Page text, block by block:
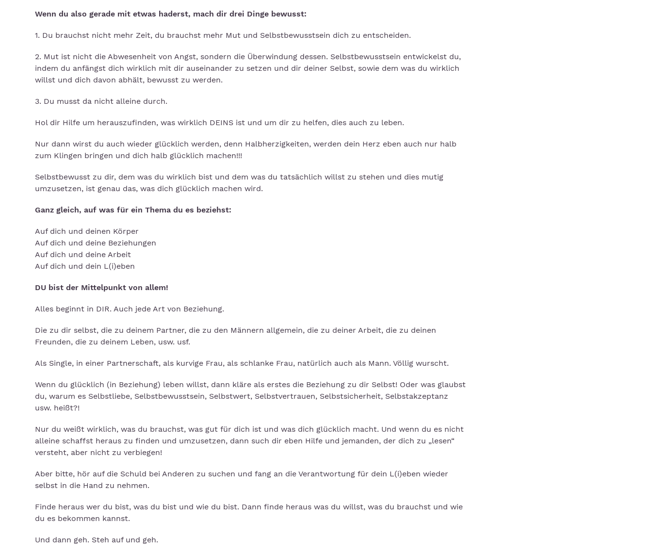
Wenn du also gerade mit etwas haderst, mach dir drei Dinge bewusst:
1. Du brauchst nicht mehr Zeit, du brauchst mehr Mut und Selbstbewusstsein dich zu entscheiden.
2. Mut ist nicht die Abwesenheit von Angst, sondern die Überwindung dessen. Selbstbewusstsein entwickelst du,
indem du anfängst dich wirklich mit dir auseinander zu setzen und dir deiner Selbst, sowie dem was du wirklich
willst und dich davon abhält, bewusst zu werden.
3. Du musst da nicht alleine durch.
Hol dir Hilfe um herauszufinden, was wirklich DEINS ist und um dir zu helfen, dies auch zu leben.
Nur dann wirst du auch wieder glücklich werden, denn Halbherzigkeiten, werden dein Herz eben auch nur halb
zum Klingen bringen und dich halb glücklich machen!!!
Selbstbewusst zu dir, dem was du wirklich bist und dem was du tatsächlich willst zu stehen und dies mutig
umzusetzen, ist genau das, was dich glücklich machen wird.
Ganz gleich, auf was für ein Thema du es beziehst:
Auf dich und deinen Körper
Auf dich und deine Beziehungen
Auf dich und deine Arbeit
Auf dich und dein L(i)eben
DU bist der Mittelpunkt von allem!
Alles beginnt in DIR. Auch jede Art von Beziehung.
Die zu dir selbst, die zu deinem Partner, die zu den Männern allgemein, die zu deiner Arbeit, die zu deinen
Freunden, die zu deinem Leben, usw. usf.
Als Single, in einer Partnerschaft, als kurvige Frau, als schlanke Frau, natürlich auch als Mann. Völlig wurscht.
Wenn du glücklich (in Beziehung) leben willst, dann kläre als erstes die Beziehung zu dir Selbst! Oder was glaubst
du, warum es Selbstliebe, Selbstbewusstsein, Selbstwert, Selbstvertrauen, Selbstsicherheit, Selbstakzeptanz
usw. heißt?!
Nur du weißt wirklich, was du brauchst, was gut für dich ist und was dich glücklich macht. Und wenn du es nicht
alleine schaffst heraus zu finden und umzusetzen, dann such dir eben Hilfe und jemanden, der dich zu „lesen“
versteht, aber nicht zu verbiegen!
Aber bitte, hör auf die Schuld bei Anderen zu suchen und fang an die Verantwortung für dein L(i)eben wieder
selbst in die Hand zu nehmen.
Finde heraus wer du bist, was du bist und wie du bist. Dann finde heraus was du willst, was du brauchst und wie
du es bekommen kannst.
Und dann geh. Steh auf und geh.